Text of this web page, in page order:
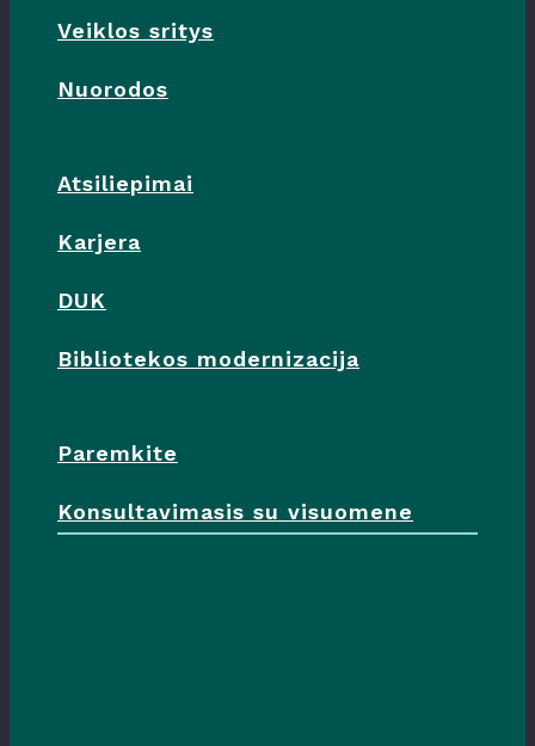
Veiklos sritys
Nuorodos
Atsiliepimai
Karjera
DUK
Bibliotekos modernizacija
Paremkite
Konsultavimasis su visuomene